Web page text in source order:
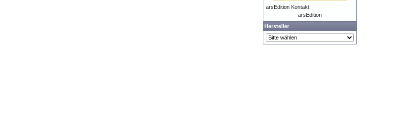
arsEdition Kontakt
arsEdition
Hersteller